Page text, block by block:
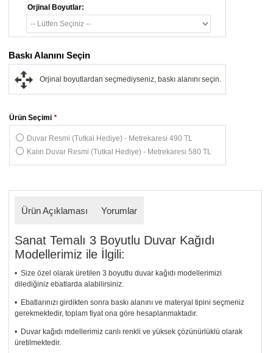
Orjinal Boyutlar:
*
Ürün Seçimi
Duvar Resmi (Tutkal Hediye) - Metrekaresi 490 TL
Kalın Duvar Resmi (Tutkal Hediye) - Metrekaresi 580 TL
Baskı Alanını Seçin
Orjinal boyutlardan seçmediyseniz, baskı alanını seçin.
Ürün Açıklaması Yorumlar
Sanat Temalı 3 Boyutlu Duvar Kağıdı
Modellerimiz ile İlgili:
• Size özel olarak üretilen 3 boyutlu duvar kağıdı modellerimizi
dilediğiniz ebatlarda alabilirsiniz.
• Ebatlarınızı girdikten sonra baskı alanını ve materyal tipini seçmeniz
gerekmektedir, toplam fiyat ona göre hesaplanmaktadır.
• Duvar kağıdı mdellerimiz canlı renkli ve yüksek çözünürlüklü olarak
üretilmektedir.